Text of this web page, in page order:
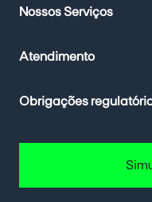
Nossos Serviços
Atendimento
Obrigações